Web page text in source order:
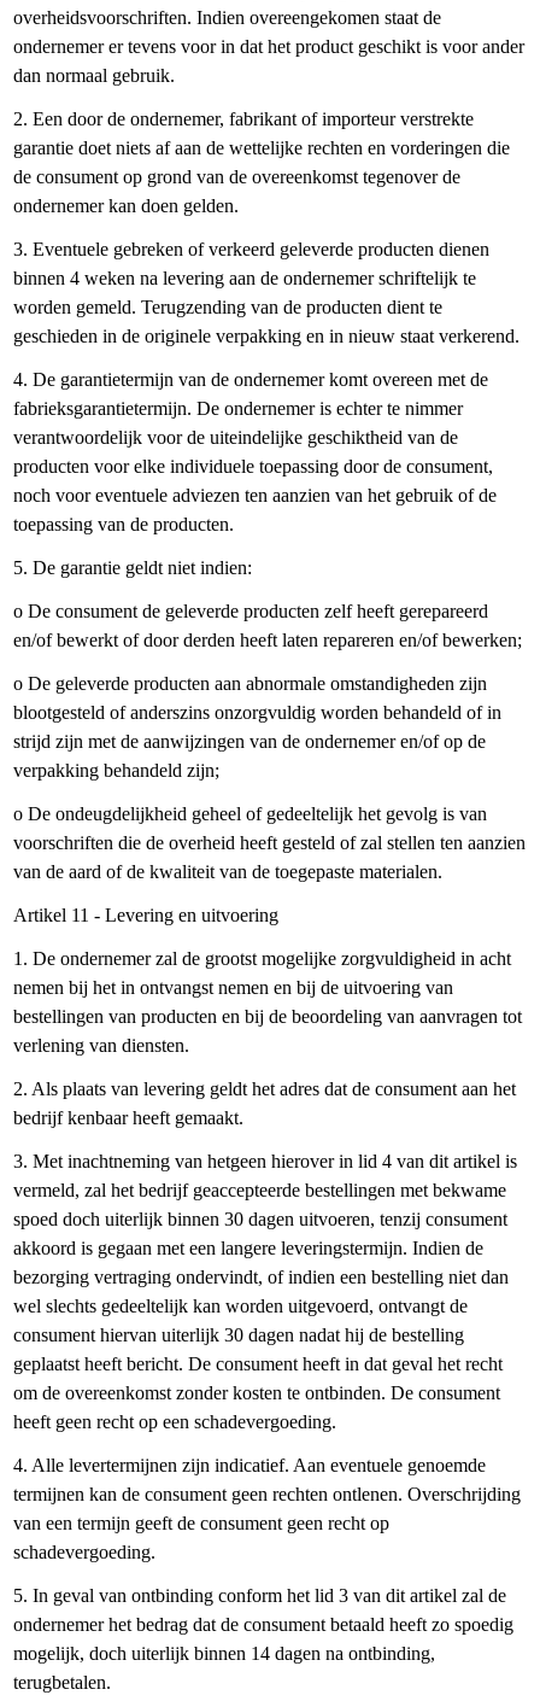
overheidsvoorschriften. Indien overeengekomen staat de
ondernemer er tevens voor in dat het product geschikt is voor ander
dan normaal gebruik.
2. Een door de ondernemer, fabrikant of importeur verstrekte
garantie doet niets af aan de wettelijke rechten en vorderingen die
de consument op grond van de overeenkomst tegenover de
ondernemer kan doen gelden.
3. Eventuele gebreken of verkeerd geleverde producten dienen
binnen 4 weken na levering aan de ondernemer schriftelijk te
worden gemeld. Terugzending van de producten dient te
geschieden in de originele verpakking en in nieuw staat verkerend.
4. De garantietermijn van de ondernemer komt overeen met de
fabrieksgarantietermijn. De ondernemer is echter te nimmer
verantwoordelijk voor de uiteindelijke geschiktheid van de
producten voor elke individuele toepassing door de consument,
noch voor eventuele adviezen ten aanzien van het gebruik of de
toepassing van de producten.
5. De garantie geldt niet indien:
o De consument de geleverde producten zelf heeft gerepareerd
en/of bewerkt of door derden heeft laten repareren en/of bewerken;
o De geleverde producten aan abnormale omstandigheden zijn
blootgesteld of anderszins onzorgvuldig worden behandeld of in
strijd zijn met de aanwijzingen van de ondernemer en/of op de
verpakking behandeld zijn;
o De ondeugdelijkheid geheel of gedeeltelijk het gevolg is van
voorschriften die de overheid heeft gesteld of zal stellen ten aanzien
van de aard of de kwaliteit van de toegepaste materialen.
Artikel 11 - Levering en uitvoering
1. De ondernemer zal de grootst mogelijke zorgvuldigheid in acht
nemen bij het in ontvangst nemen en bij de uitvoering van
bestellingen van producten en bij de beoordeling van aanvragen tot
verlening van diensten.
2. Als plaats van levering geldt het adres dat de consument aan het
bedrijf kenbaar heeft gemaakt.
3. Met inachtneming van hetgeen hierover in lid 4 van dit artikel is
vermeld, zal het bedrijf geaccepteerde bestellingen met bekwame
spoed doch uiterlijk binnen 30 dagen uitvoeren, tenzij consument
akkoord is gegaan met een langere leveringstermijn. Indien de
bezorging vertraging ondervindt, of indien een bestelling niet dan
wel slechts gedeeltelijk kan worden uitgevoerd, ontvangt de
consument hiervan uiterlijk 30 dagen nadat hij de bestelling
geplaatst heeft bericht. De consument heeft in dat geval het recht
om de overeenkomst zonder kosten te ontbinden. De consument
heeft geen recht op een schadevergoeding.
4. Alle levertermijnen zijn indicatief. Aan eventuele genoemde
termijnen kan de consument geen rechten ontlenen. Overschrijding
van een termijn geeft de consument geen recht op
schadevergoeding.
5. In geval van ontbinding conform het lid 3 van dit artikel zal de
ondernemer het bedrag dat de consument betaald heeft zo spoedig
mogelijk, doch uiterlijk binnen 14 dagen na ontbinding,
terugbetalen.